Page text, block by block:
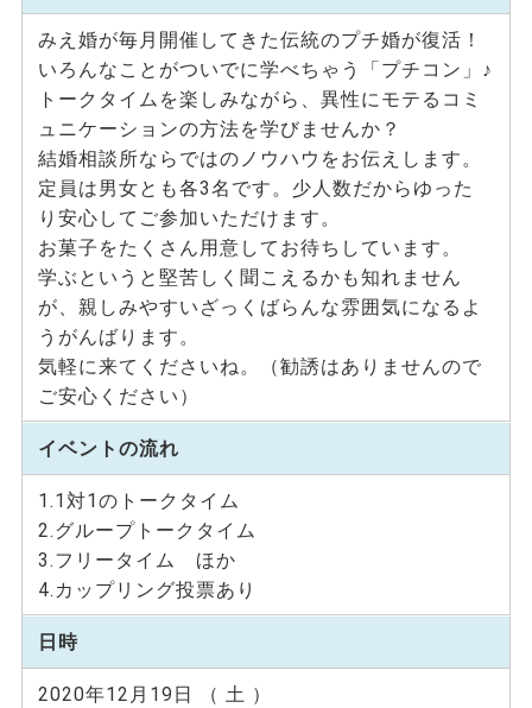
みえ婚が毎月開催してきた伝統のプチ婚が復活！
いろんなことがついでに学べちゃう「プチコン」♪
トークタイムを楽しみながら、異性にモテるコミ
ュニケーションの方法を学びませんか？
結婚相談所ならではのノウハウをお伝えします。
定員は男女とも各3名です。少人数だからゆった
り安心してご参加いただけます。
お菓子をたくさん用意してお待ちしています。
学ぶというと堅苦しく聞こえるかも知れません
が、親しみやすいざっくばらんな雰囲気になるよ
うがんばります。
気軽に来てくださいね。（勧誘はありませんので
ご安心ください）
イベントの流れ
1.1対1のトークタイム
2.グループトークタイム
3.フリータイム ほか
4.カップリング投票あり
日時
2020年12月19日 （ 土 ）